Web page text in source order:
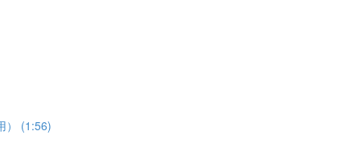
） (1:56)